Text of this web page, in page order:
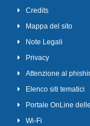
Credits
Mappa del sito
Note Legali
Privacy
Attenzione al
Elenco siti tematici
Portale OnLine
Wi-Fi